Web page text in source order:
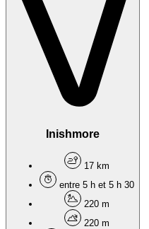
Inishmore
17 km
entre 5 h et 5 h 30
220 m
220 m